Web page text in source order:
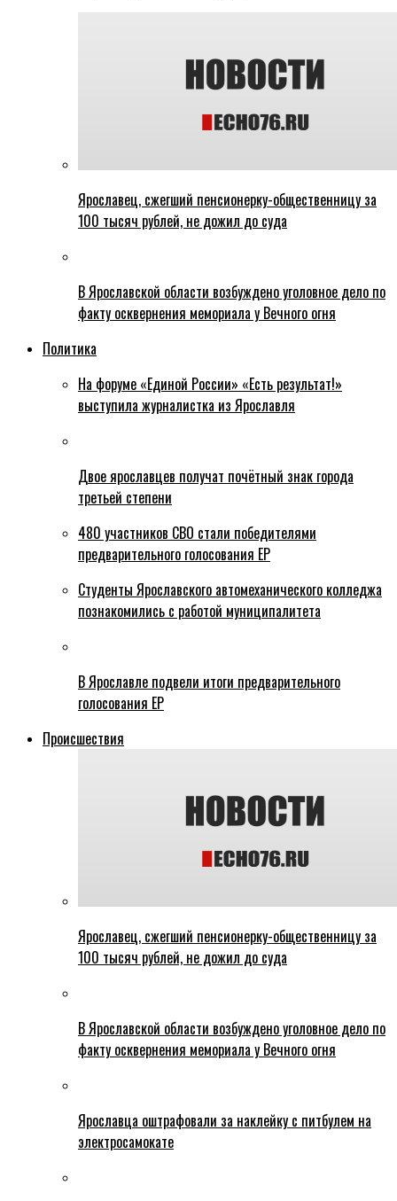
Ярославец, сжегший пенсионерку-общественницу за
100 тысяч рублей, не дожил до суда
В Ярославской области возбуждено уголовное дело по
факту осквернения мемориала у Вечного огня
Политика
На форуме «Единой России» «Есть результат!»
выступила журналистка из Ярославля
Двое ярославцев получат почётный знак города
третьей степени
480 участников СВО стали победителями
предварительного голосования ЕР
Студенты Ярославского автомеханического колледжа
познакомились с работой муниципалитета
В Ярославле подвели итоги предварительного
голосования ЕР
Происшествия
Ярославец, сжегший пенсионерку-общественницу за
100 тысяч рублей, не дожил до суда
В Ярославской области возбуждено уголовное дело по
факту осквернения мемориала у Вечного огня
Ярославца оштрафовали за наклейку с питбулем на
электросамокате